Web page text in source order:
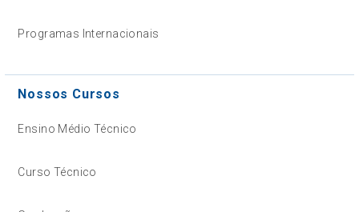
Programas Internacionais
Nossos Cursos
Ensino Médio Técnico
Curso Técnico